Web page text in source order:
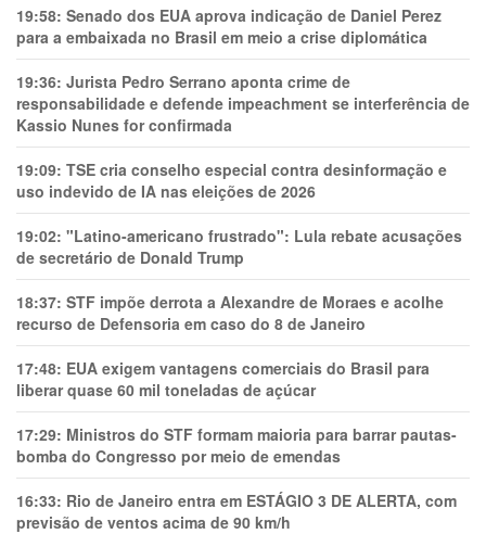
19:58: Senado dos EUA aprova indicação de Daniel Perez
para a embaixada no Brasil em meio a crise diplomática
19:36: Jurista Pedro Serrano aponta crime de
responsabilidade e defende impeachment se interferência de
Kassio Nunes for confirmada
19:09: TSE cria conselho especial contra desinformação e
uso indevido de IA nas eleições de 2026
19:02: "Latino-americano frustrado": Lula rebate acusações
de secretário de Donald Trump
18:37: STF impõe derrota a Alexandre de Moraes e acolhe
recurso de Defensoria em caso do 8 de Janeiro
17:48: EUA exigem vantagens comerciais do Brasil para
liberar quase 60 mil toneladas de açúcar
17:29: Ministros do STF formam maioria para barrar pautas-
bomba do Congresso por meio de emendas
16:33: Rio de Janeiro entra em ESTÁGIO 3 DE ALERTA, com
previsão de ventos acima de 90 km/h